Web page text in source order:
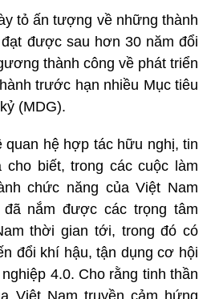
tỏ ấn tượng về những thành
được sau hơn 30 năm đổi
thành công về phát triển
trước hạn nhiều Mục tiêu
(MDG).
quan hệ hợp tác hữu nghị, tin
biết, trong các cuộc làm
chức năng của Việt Nam
nắm được các trọng tâm
thời gian tới, trong đó có
đổi khí hậu, tận dụng cơ hội
4.0. Cho rằng tinh thần
Việt Nam truyền cảm hứng